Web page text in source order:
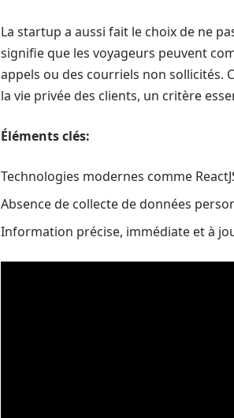
La startup a aussi fait le choix de ne
signifie que les voyageurs peuvent
appels ou des courriels non sollicités.
la vie privée des clients, un critère
Éléments clés:
Technologies modernes comme
Absence de collecte de données
Information précise, immédiate et à